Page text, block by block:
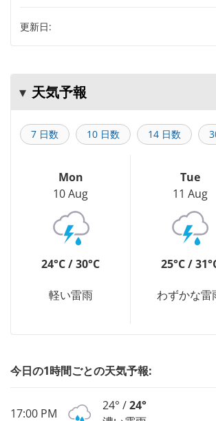
更新日:
天気予報
7 日数 10 日数 14 日数
Mon
10 Aug
24°C / 30°C
軽い雷雨
Tue
11 Aug
25°C /
わずかな雷
今日の1時間ごとの天気予報:
17:00 PM
24° /24°